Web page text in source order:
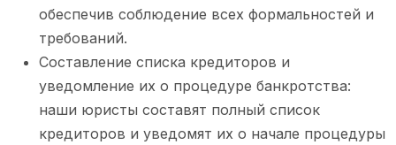
обеспечив соблюдение всех формальностей и
требований.
Составление списка кредиторов и
уведомление их о процедуре банкротства:
наши юристы составят полный список
кредиторов и уведомят их о начале процедуры